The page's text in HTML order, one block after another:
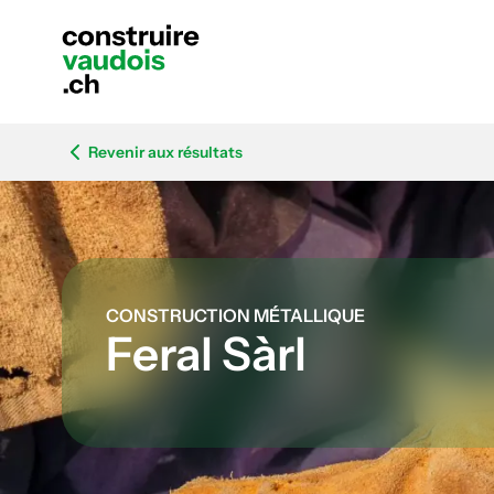
Revenir aux résultats
CONSTRUCTION MÉTALLIQUE
Feral Sàrl